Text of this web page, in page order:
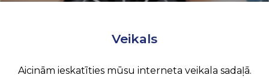
Veikals
Aicinām ieskatīties mūsu interneta veikala sadaļā.